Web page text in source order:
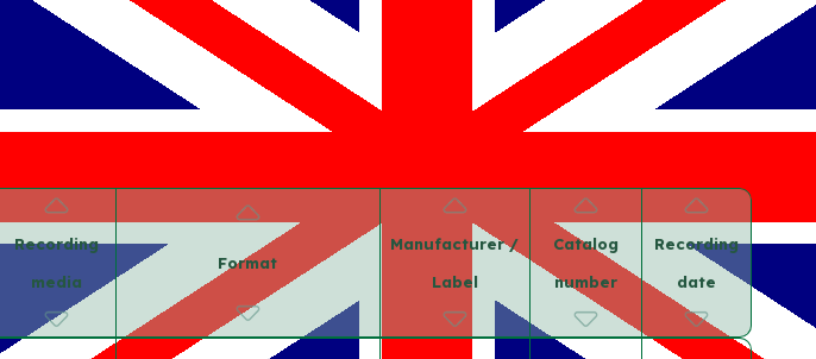
Recording
media
Format
Manufacturer /
Label
Catalog
number
Recording
date